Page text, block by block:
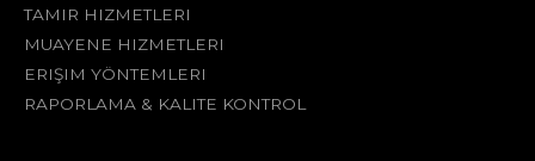
TAMIR HIZMETLERI
MUAYENE HIZMETLERI
ERIŞIM YÖNTEMLERI
RAPORLAMA & KALITE KONTROL